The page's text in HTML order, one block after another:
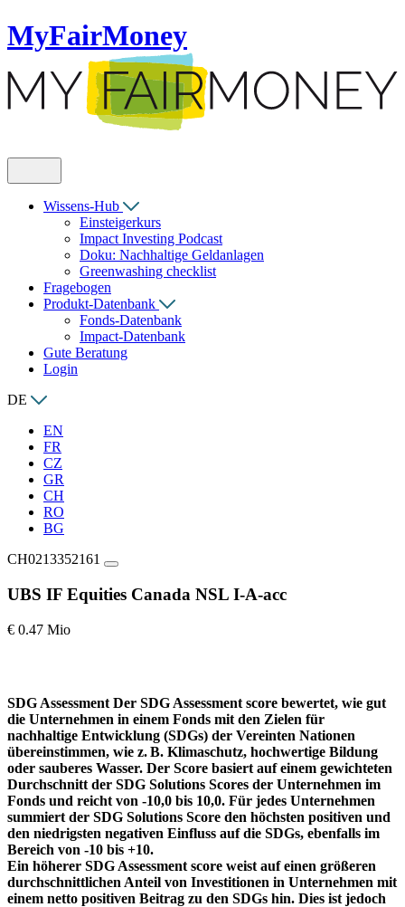
MyFairMoney
Wissens-Hub
Einsteigerkurs
Impact Investing Podcast
Doku: Nachhaltige Geldanlagen
Greenwashing checklist
Fragebogen
Produkt-Datenbank
Fonds-Datenbank
Impact-Datenbank
Gute Beratung
Login
DE
EN
FR
CZ
GR
CH
RO
BG
CH0213352161
UBS IF Equities Canada NSL I-A-acc
€ 0.47 Mio
SDG Assessment Der SDG Assessment score bewertet, wie gut
die Unternehmen in einem Fonds mit den Zielen für
nachhaltige Entwicklung (SDGs) der Vereinten Nationen
übereinstimmen, wie z. B. Klimaschutz, hochwertige Bildung
oder sauberes Wasser. Der Score basiert auf einem gewichteten
Durchschnitt der SDG Solutions Scores der Unternehmen im
Fonds und reicht von -10,0 bis 10,0. Für jedes Unternehmen
summiert der SDG Solutions Score den höchsten positiven und
den niedrigsten negativen Einfluss auf die SDGs, ebenfalls im
Bereich von -10 bis +10.
Ein höherer SDG Assessment score weist auf einen größeren
durchschnittlichen Anteil von Investitionen in Unternehmen mit
einem netto positiven Beitrag zu den SDGs hin. Dies ist jedoch